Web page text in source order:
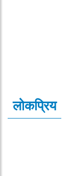
लोकप्रिय